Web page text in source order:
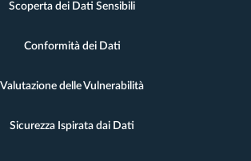
Scoperta dei Dati Sensibili
Conformità dei Dati
Valutazione delle Vulnerabilità
Sicurezza Ispirata dai Dati